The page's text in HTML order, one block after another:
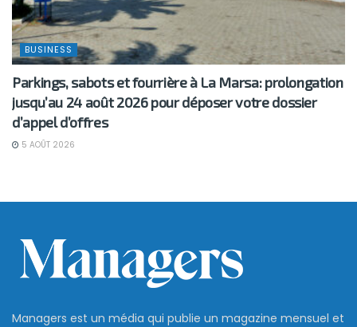
BUSINESS
Parkings, sabots et fourrière à La Marsa: prolongation
jusqu’au 24 août 2026 pour déposer votre dossier
d’appel d’offres
5 AOÛT 2026
Managers est un média qui publie un magazine mensuel et